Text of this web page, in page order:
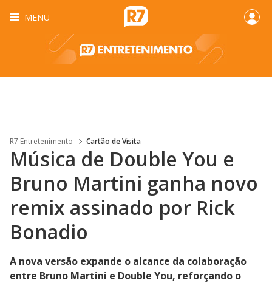
MENU
R7 Entretenimento Cartão de Visita
Música de Double You e
Bruno Martini ganha novo
remix assinado por Rick
Bonadio
A nova versão expande o alcance da colaboração
entre Bruno Martini e Double You, reforçando o